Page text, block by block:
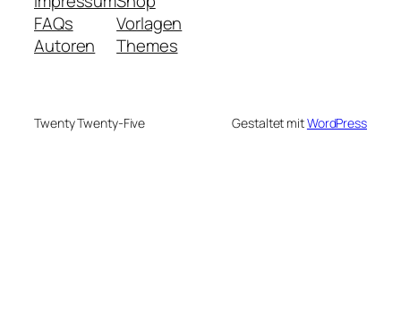
FAQs
Autoren
Vorlagen
Themes
Twenty Twenty-Five Gestaltet mitWordPress